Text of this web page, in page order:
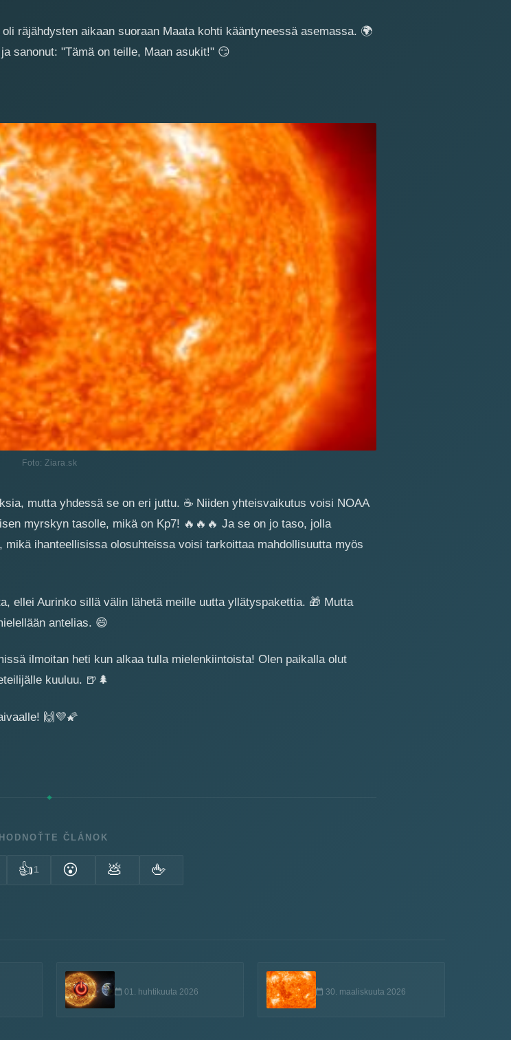
räjähdysten aikaan suoraan Maata kohti kääntyneessä asemassa. 🌍
sanonut: "Tämä on teille, Maan asukit!" 😏
Foto: Ziara.sk
mutta yhdessä se on eri juttu. ☕ Niiden yhteisvaikutus voisi NOAA
myrskyn tasolle, mikä on Kp7! 🔥 🔥 🔥 Ja se on jo taso, jolla
ihanteellisissa olosuhteissa voisi tarkoittaa mahdollisuutta myös
ellei Aurinko sillä välin lähetä meille uutta yllätyspakettia. 🎁 Mutta
antelias. 😄
ilmoitan heti kun alkaa tulla mielenkiintoista! Olen paikalla olut
kuuluu. 🍺 🌲
🙌💜🌠
ČLÁNOK
👍 1 😮 💩 🖕
01. huhtikuuta 2026 30. maaliskuuta 2026